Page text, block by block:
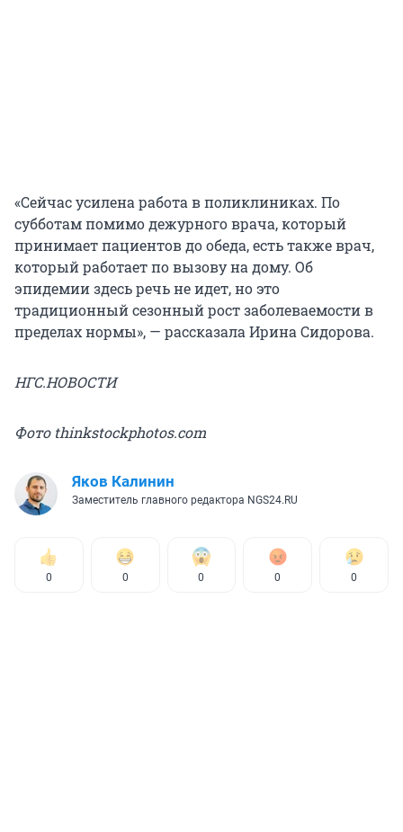
«Сейчас усилена работа в поликлиниках. По
субботам помимо дежурного врача, который
принимает пациентов до обеда, есть также врач,
который работает по вызову на дому. Об
эпидемии здесь речь не идет, но это
традиционный сезонный рост заболеваемости в
пределах нормы», — рассказала Ирина Сидорова.
НГС.НОВОСТИ
Фото thinkstockphotos.com
Яков Калинин
Заместитель главного редактора NGS24.RU
0 0 0 0 0